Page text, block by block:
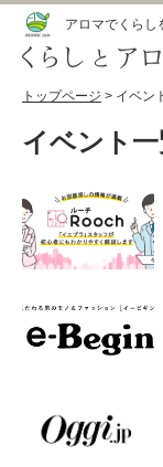
アロマでくらし
トップページ > イベン
イベント